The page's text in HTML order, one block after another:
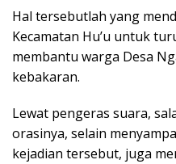
Hal tersebutlah yang
Kecamatan Hu’u untuk
membantu warga Desa
kebakaran.
Lewat pengeras suara,
orasinya, selain
kejadian tersebut, juga